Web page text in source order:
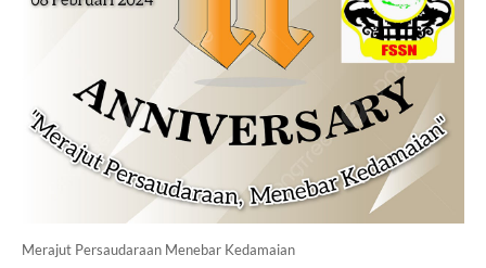
Merajut Persaudaraan Menebar Kedamaian